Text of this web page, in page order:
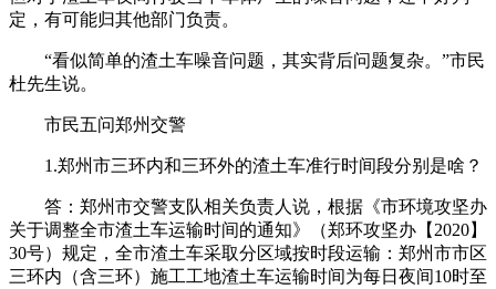
定，有可能归其他部门负责。
“看似简单的渣土车噪音问题，其实背后问题复杂。”市民
杜先生说。
市民五问郑州交警
1.郑州市三环内和三环外的渣土车准行时间段分别是啥？
答：郑州市交警支队相关负责人说，根据《市环境攻坚办
关于调整全市渣土车运输时间的通知》（郑环攻坚办【2020】
30号）规定，全市渣土车采取分区域按时段运输：郑州市市区
三环内（含三环）施工工地渣土车运输时间为每日夜间10时至